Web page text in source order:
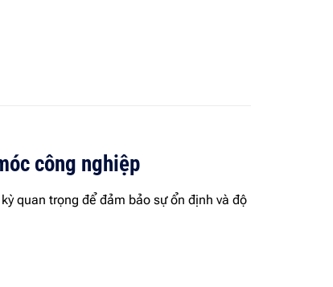
công nghiệp
quan trọng để đảm bảo sự ổn định và độ